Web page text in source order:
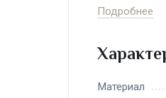
Подробнее
Материал